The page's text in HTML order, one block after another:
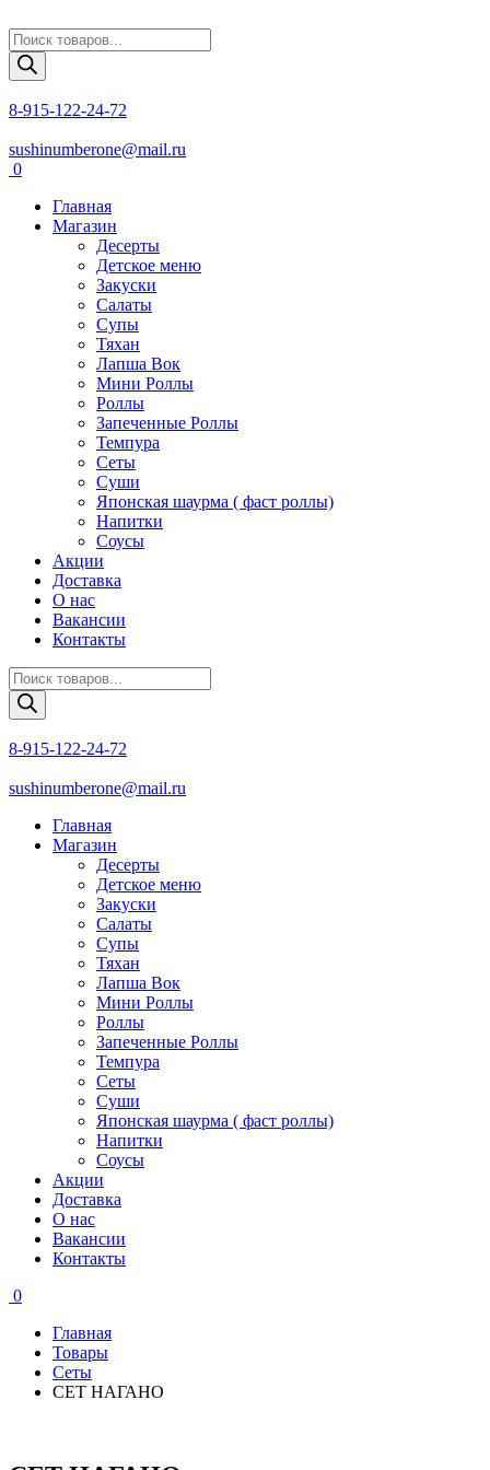
Поиск
товаров
8-915-122-24-72
sushinumberone@mail.ru
0
Главная
Магазин
Десерты
Детское меню
Закуски
Салаты
Супы
Тяхан
Лапша Вок
Мини Роллы
Роллы
Запеченные Роллы
Темпура
Сеты
Суши
Японская шаурма ( фаст роллы)
Напитки
Соусы
Акции
Доставка
О нас
Вакансии
Контакты
Поиск
товаров
8-915-122-24-72
sushinumberone@mail.ru
Главная
Магазин
Десерты
Детское меню
Закуски
Салаты
Супы
Тяхан
Лапша Вок
Мини Роллы
Роллы
Запеченные Роллы
Темпура
Сеты
Суши
Японская шаурма ( фаст роллы)
Напитки
Соусы
Акции
Доставка
О нас
Вакансии
Контакты
0
Главная
Товары
Сеты
СЕТ НАГАНО